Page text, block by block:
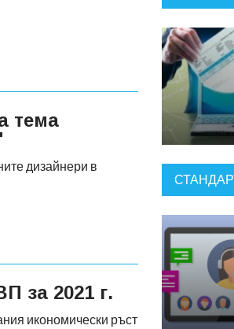
тема
дизайнери в
за 2021 г.
икономически ръст